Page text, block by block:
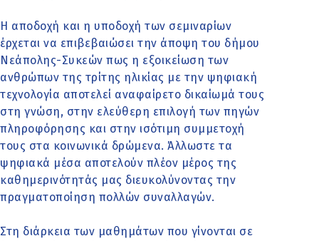
Η αποδοχή και η υποδοχή των σεμιναρίων
έρχεται να επιβεβαιώσει την άποψη του δήμου
Νεάπολης-Συκεών πως η εξοικείωση των
ανθρώπων της τρίτης ηλικίας με την ψηφιακή
τεχνολογία αποτελεί αναφαίρετο δικαίωμά τους
στη γνώση, στην ελεύθερη επιλογή των πηγών
πληροφόρησης και στην ισότιμη συμμετοχή
τους στα κοινωνικά δρώμενα. Άλλωστε τα
ψηφιακά μέσα αποτελούν πλέον μέρος της
καθημερινότητάς μας διευκολύνοντας την
πραγματοποίηση πολλών συναλλαγών.
Στη διάρκεια των μαθημάτων που γίνονται σε